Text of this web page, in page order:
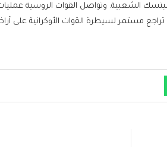
الشعبية. وتواصل القوات الروسية
مستمر لسيطرة القوات الأوكرانية على